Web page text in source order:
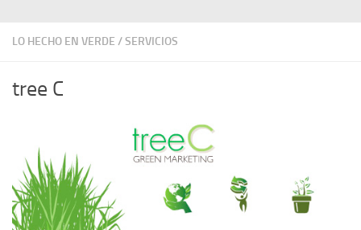
LO HECHO EN VERDE /SERVICIOS
tree C